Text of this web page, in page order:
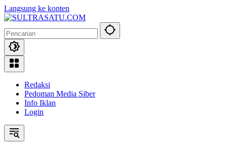
Langsung ke konten
Redaksi
Pedoman Media Siber
Info Iklan
Login